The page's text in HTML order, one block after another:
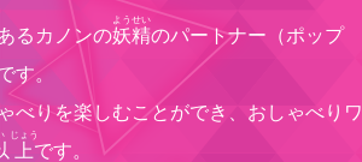
るカノンの妖精
ようせい
のパートナー（ポップ
す。
べりを楽しむことができ、おしゃべりワ
上
じょう
です。